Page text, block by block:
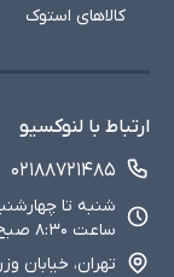
کالاهای استوک
ارتباط با لنوکسیو
۰۲۱۸۸۷۲۱۴۸۵
ساعت ۸:۳۰ صبح تا ۱۲ ظهر
تهران، خیابان